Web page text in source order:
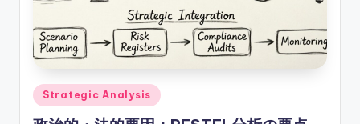
e
&
D
Posted
in
Strategic Analysis